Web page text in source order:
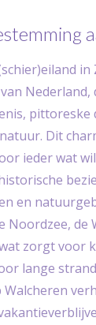
in
Nederland,
pittoreske
Dit
ieder wat
en
Noordzee, de
zorgt voor
lange
Walcheren